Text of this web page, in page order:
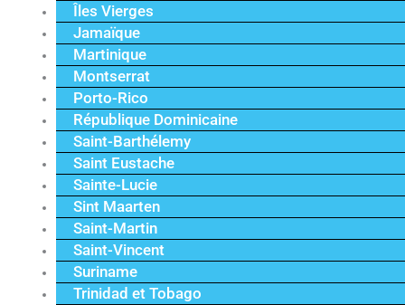
Îles Vierges
Jamaïque
Martinique
Montserrat
Porto-Rico
République Dominicaine
Saint-Barthélemy
Saint Eustache
Sainte-Lucie
Sint Maarten
Saint-Martin
Saint-Vincent
Suriname
Trinidad et Tobago